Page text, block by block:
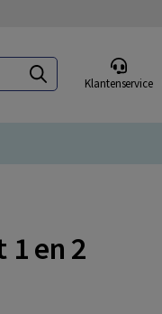
Klantenservice
en 2